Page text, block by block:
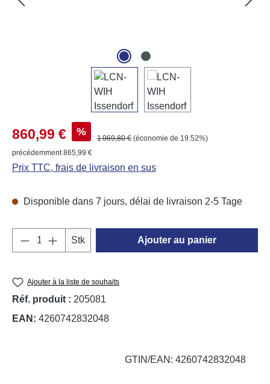
Prix de vente :
860,99 € % Prix régulier :
1 069,80 € (économie de 19.52%)
précédemment 865,99 €
Prix TTC, frais de livraison en sus
Disponible dans 7 jours, délai de livraison 2-5 Tage
Quantité de produit : Entrez la quantité
Stk Ajouter au panier
Ajouter à la liste de souhaits
Réf. produit : 205081
EAN: 4260742832048
GTIN/EAN: 4260742832048